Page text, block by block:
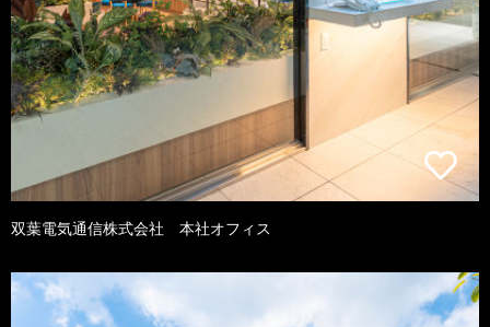
双葉電気通信株式会社 本社オフィス